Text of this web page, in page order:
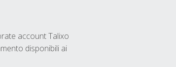
account Talixo
disponibili ai